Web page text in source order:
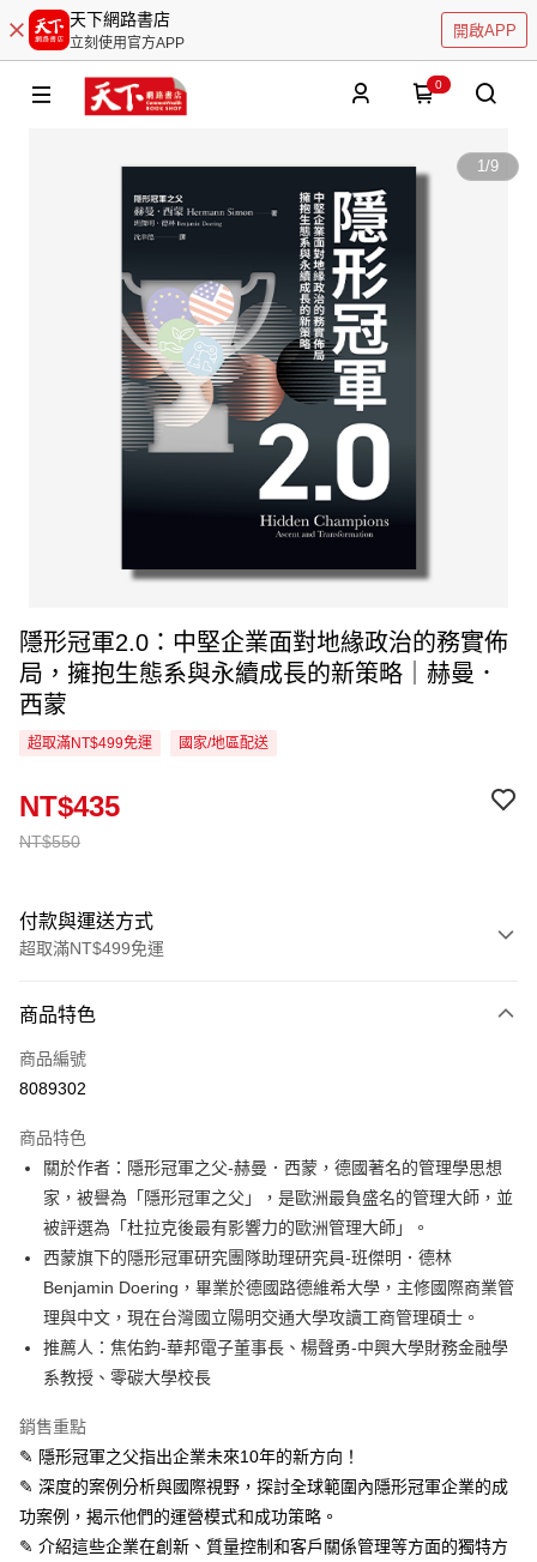
天下網路書店
立刻使用官方APP
開啟APP
0
1/9
隱形冠軍2.0：中堅企業面對地緣政治的務實佈
局，擁抱生態系與永續成長的新策略｜赫曼．
西蒙
超取滿NT$499免運 國家/地區配送
NT$550
NT$435
付款與運送方式
超取滿NT$499免運
信用卡一次付款
超商取貨付款
Apple Pay
街口支付
悠遊付
ATM付款
運送方式
每筆NT$50，滿NT$499(含以上)免運費
付款後全家取貨
7-11取貨付款
商品特色
商品編號
8089302
商品特色
關於作者：隱形冠軍之父-赫曼．西蒙，德國著名的管理學思想
家，被譽為「隱形冠軍之父」，是歐洲最負盛名的管理大師，並
被評選為「杜拉克後最有影響力的歐洲管理大師」。
西蒙旗下的隱形冠軍研究團隊助理研究員-班傑明．德林
Benjamin Doering，畢業於德國路德維希大學，主修國際商業管
理與中文，現在台灣國立陽明交通大學攻讀工商管理碩士。
推薦人：焦佑鈞-華邦電子董事長、楊聲勇-中興大學財務金融學
系教授、零碳大學校長
銷售重點
✎ 隱形冠軍之父指出企業未來10年的新方向！
✎ 深度的案例分析與國際視野，探討全球範圍內隱形冠軍企業的成
功案例，揭示他們的運營模式和成功策略。
✎ 介紹這些企業在創新、質量控制和客戶關係管理等方面的獨特方